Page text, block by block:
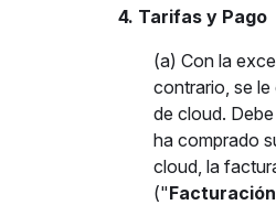
4. Tarifas y Pago
(a) Con la
contrario, se
de cloud.
ha comprado
cloud, la
("